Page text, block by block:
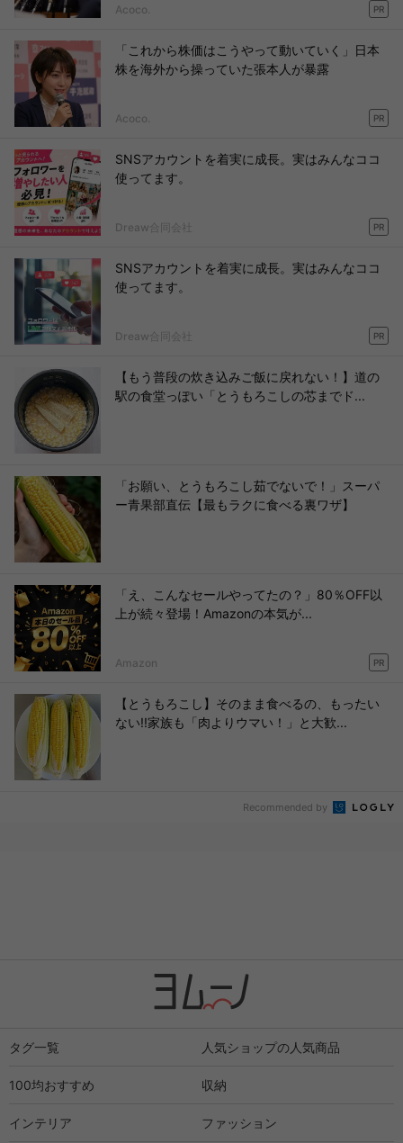
Acoco. PR
「これから株価はこうやって動いていく」日本
株を海外から操っていた張本人が暴露
Acoco. PR
SNSアカウントを着実に成長。実はみんなココ
使ってます。
Dreaw合同会社 PR
SNSアカウントを着実に成長。実はみんなココ
使ってます。
Dreaw合同会社 PR
【もう普段の炊き込みご飯に戻れない！】道の
駅の食堂っぽい「とうもろこしの芯までド...
「お願い、とうもろこし茹でないで！」スーパ
ー青果部直伝【最もラクに食べる裏ワザ】
「え、こんなセールやってたの？」80％OFF以
上が続々登場！Amazonの本気が...
Amazon PR
【とうもろこし】そのまま食べるの、もったい
ない!!家族も「肉よりウマい！」と大歓...
Recommended by
タグ一覧 人気ショップの人気商品
100均おすすめ 収納
インテリア ファッション